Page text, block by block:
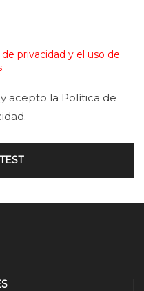
privacidad y el uso de
acepto la Política de